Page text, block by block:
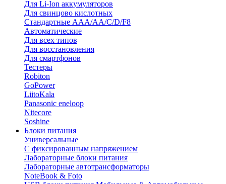
Для Li-Ion аккумуляторов
Для свинцово кислотных
Стандартные ААА/АА/С/D/F8
Автоматические
Для всех типов
Для восстановления
Для смартфонов
Тестеры
Robiton
GoPower
LiitoKala
Panasonic eneloop
Nitecore
Soshine
Блоки питания
Универсальные
C фиксированным напряжением
Лабораторные блоки питания
Лабораторные автотрансформаторы
NoteBook & Foto